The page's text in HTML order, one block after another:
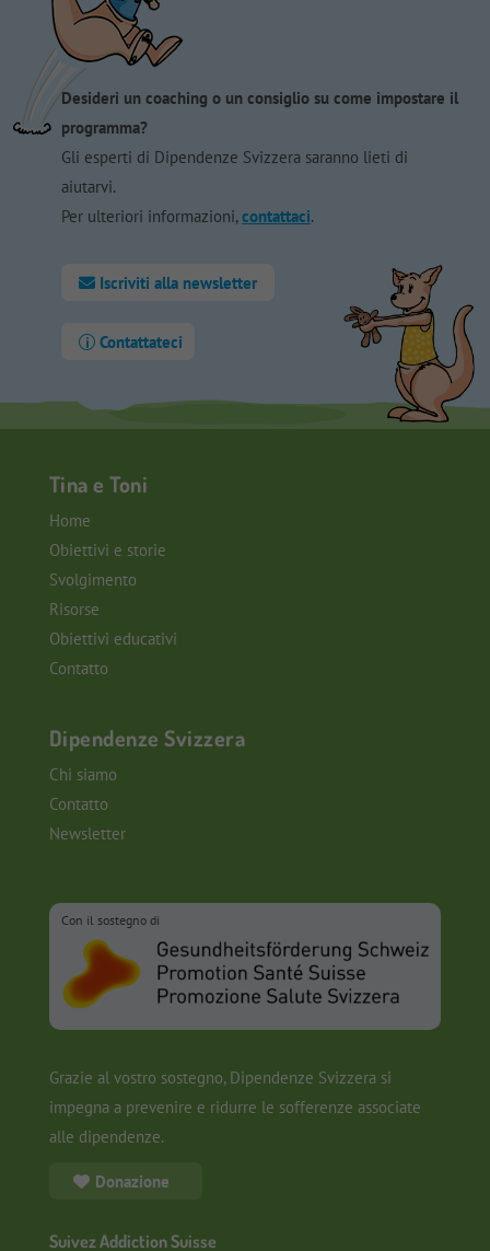
Desideri un coaching o un consiglio su come impostare il
programma?
Gli esperti di Dipendenze Svizzera saranno lieti di
aiutarvi.
Per ulteriori informazioni,contattaci.
Iscriviti alla newsletter
Contattateci
Tina e Toni
Home
Obiettivi e storie
Svolgimento
Risorse
Obiettivi educativi
Contatto
Dipendenze Svizzera
Chi siamo
Contatto
Newsletter
Con il sostegno di
Grazie al vostro sostegno, Dipendenze Svizzera si
impegna a prevenire e ridurre le sofferenze associate
alle dipendenze.
Donazione
Suivez Addiction Suisse